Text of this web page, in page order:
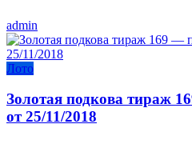
admin
Лото
Золотая подкова тираж
от 25/11/2018